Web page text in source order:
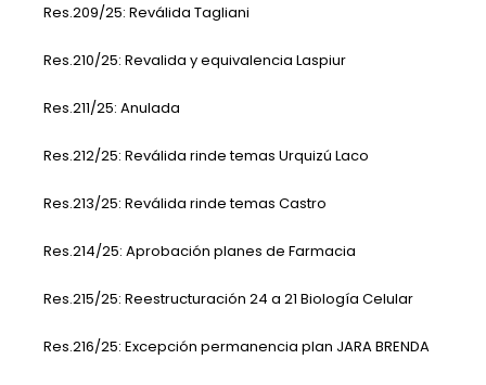
Res.209/25: Reválida Tagliani
Res.210/25: Revalida y equivalencia Laspiur
Res.211/25: Anulada
Res.212/25: Reválida rinde temas Urquizú Laco
Res.213/25: Reválida rinde temas Castro
Res.214/25: Aprobación planes de Farmacia
Res.215/25: Reestructuración 24 a 21 Biología Celular
Res.216/25: Excepción permanencia plan JARA BRENDA